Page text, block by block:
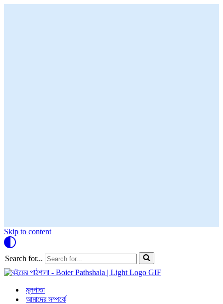
Skip to content
Search for...
মূলপাতা
আমাদের সম্পর্কে